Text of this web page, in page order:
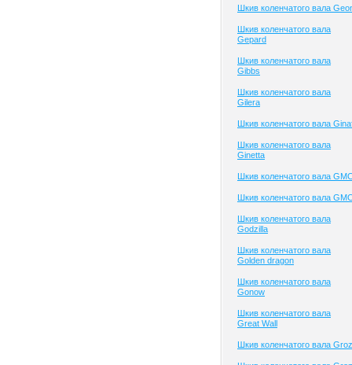
Шкив коленчатого вала
Шкив коленчатого вала
Gepard
Шкив коленчатого вала
Gibbs
Шкив коленчатого вала
Gilera
Шкив коленчатого вала
Шкив коленчатого вала
Ginetta
Шкив коленчатого вала
Шкив коленчатого вала
Шкив коленчатого вала
Godzilla
Шкив коленчатого вала
Golden dragon
Шкив коленчатого вала
Gonow
Шкив коленчатого вала
Great Wall
Шкив коленчатого вала Groz